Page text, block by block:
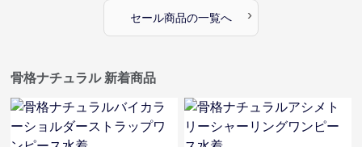
セール商品の一覧へ ›
骨格ナチュラル 新着商品